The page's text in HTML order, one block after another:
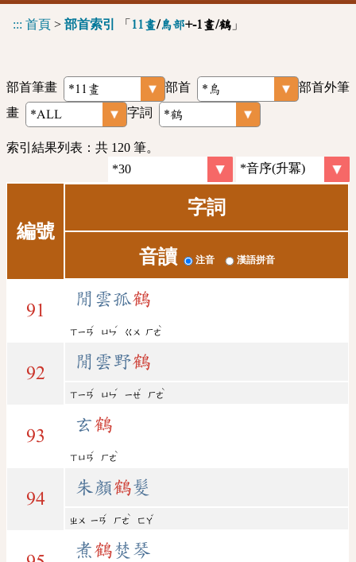
::: 首頁 > 部首索引 「 11畫/鳥部+-1畫/鶴 」
部首筆畫 部首
部首外筆
畫
字詞
索引結果列表：共 120 筆。
編號
字詞
音讀 注音 漢語拼音
91
閒雲孤鶴
ㄒㄧㄢ
ˊ
ㄩㄣ
ˊ
ㄍㄨ ㄏㄜ
ˋ
92
閒雲野鶴
ㄒㄧㄢ
ˊ
ㄩㄣ
ˊ
ㄧㄝ
ˇ
ㄏㄜ
ˋ
93
玄鶴
ㄒㄩㄢ
ˊ
ㄏㄜ
ˋ
94
朱顏鶴髮
ㄓㄨ ㄧㄢ
ˊ
ㄏㄜ
ˋ
ㄈㄚ
ˇ
煮鶴焚琴